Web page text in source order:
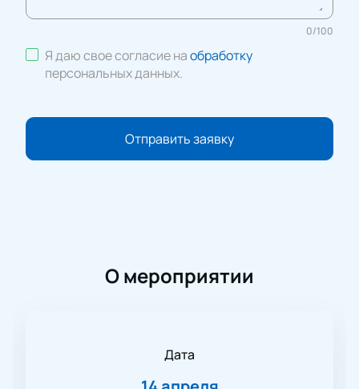
0/100
Я даю свое согласие наобработку
персональных данных.
Отправить заявку
О мероприятии
Дата